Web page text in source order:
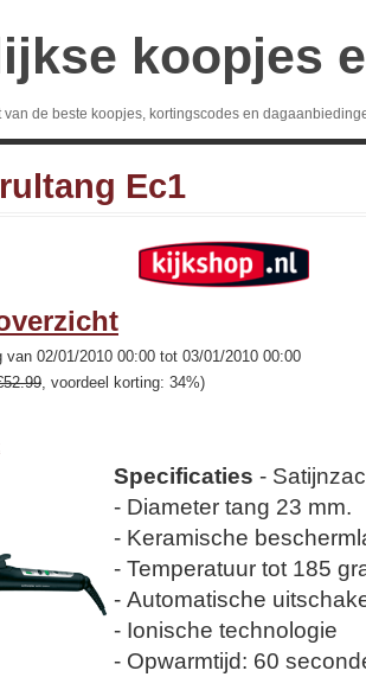
koopjes
de beste koopjes, kortingscodes en
Ec1
van 02/01/2010 00:00 tot 03/01/2010 00:00
, voordeel korting: 34%)
Specificaties -
- Diameter tang 23 mm.
- Keramische
- Temperatuur tot 185
- Automatische
- Ionische technologie
- Opwarmtijd: 60